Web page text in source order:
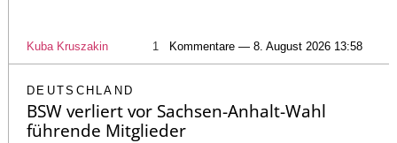
Kuba Kruszakin 1 Kommentare — 8. August 2026 13:58
DEUTSCHLAND
BSW verliert vor Sachsen-Anhalt-Wahl
führende Mitglieder